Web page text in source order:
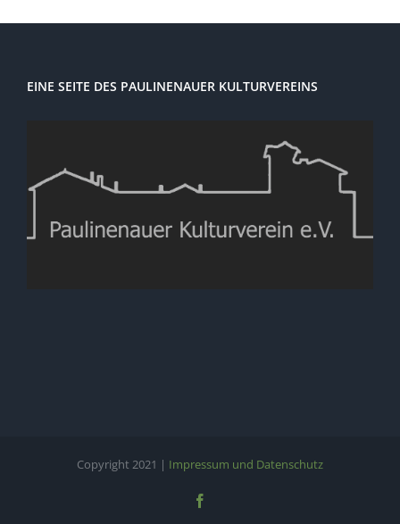
EINE SEITE DES PAULINENAUER KULTURVEREINS
Copyright 2021 | Impressum und Datenschutz